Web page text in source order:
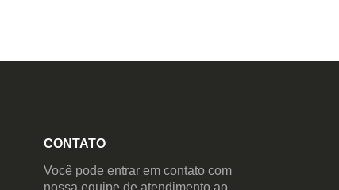
CONTATO
Você pode entrar em contato com
nossa equipe de atendimento ao